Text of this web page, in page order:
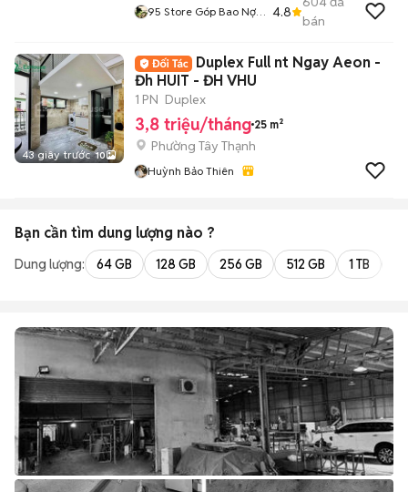
95 Store Góp Bao Nợ
4.8
bán
43 giây trước 10
Duplex Full nt Ngay Aeon -
Đh HUIT - ĐH VHU
1 PN Duplex
3,8 triệu/tháng 25 m²
Phường Tây Thạnh
Huỳnh Bảo Thiên
Bạn cần tìm dung lượng nào ?
Dung lượng: 64 GB 128 GB 256 GB 512 GB 1 TB